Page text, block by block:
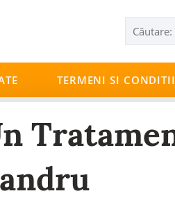
TERMENI SI CONDITII